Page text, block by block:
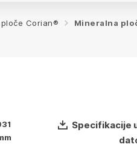
Corian® Mineralna
Specifikacije